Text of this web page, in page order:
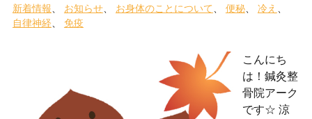
新着情報
お知らせ お身体のことについて 便秘
冷え
自律神経
免疫
こんにち
は！鍼灸整
骨院アーク
です☆ 涼